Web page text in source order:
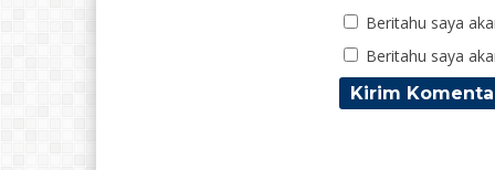
Beritahu saya
Beritahu saya